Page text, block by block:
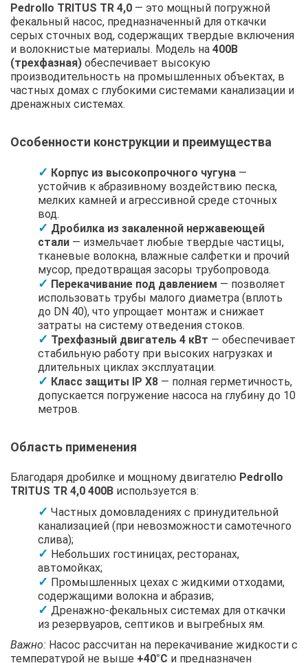
Pedrollo TRITUS TR 4,0 — это мощный погружной
фекальный насос, предназначенный для откачки
серых сточных вод, содержащих твердые включения
и волокнистые материалы. Модель на 400В
(трехфазная) обеспечивает высокую
производительность на промышленных объектах, в
частных домах с глубокими системами канализации и
дренажных системах.
Особенности конструкции и преимущества
Корпус из высокопрочного чугуна —
устойчив к абразивному воздействию песка,
мелких камней и агрессивной среде сточных
вод.
Дробилка из закаленной нержавеющей
стали — измельчает любые твердые частицы,
тканевые волокна, влажные салфетки и прочий
мусор, предотвращая засоры трубопровода.
Перекачивание под давлением — позволяет
использовать трубы малого диаметра (вплоть
до DN 40), что упрощает монтаж и снижает
затраты на систему отведения стоков.
Трехфазный двигатель 4 кВт — обеспечивает
стабильную работу при высоких нагрузках и
длительных циклах эксплуатации.
Класс защиты IP X8 — полная герметичность,
допускается погружение насоса на глубину до 10
метров.
Область применения
Благодаря дробилке и мощному двигателю Pedrollo
TRITUS TR 4,0 400В используется в:
Частных домовладениях с принудительной
канализацией (при невозможности самотечного
слива);
Небольших гостиницах, ресторанах,
автомойках;
Промышленных цехах с жидкими отходами,
содержащими волокна и абразив;
Дренажно-фекальных системах для откачки
из резервуаров, септиков и выгребных ям.
Важно: Насос рассчитан на перекачивание жидкости с
температурой не выше +40°C и предназначен